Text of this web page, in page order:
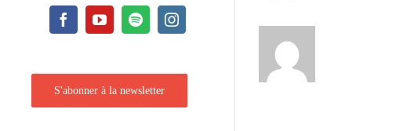
FacebookYouTubeSpotifyInstagram
S'abonner à la newsletter